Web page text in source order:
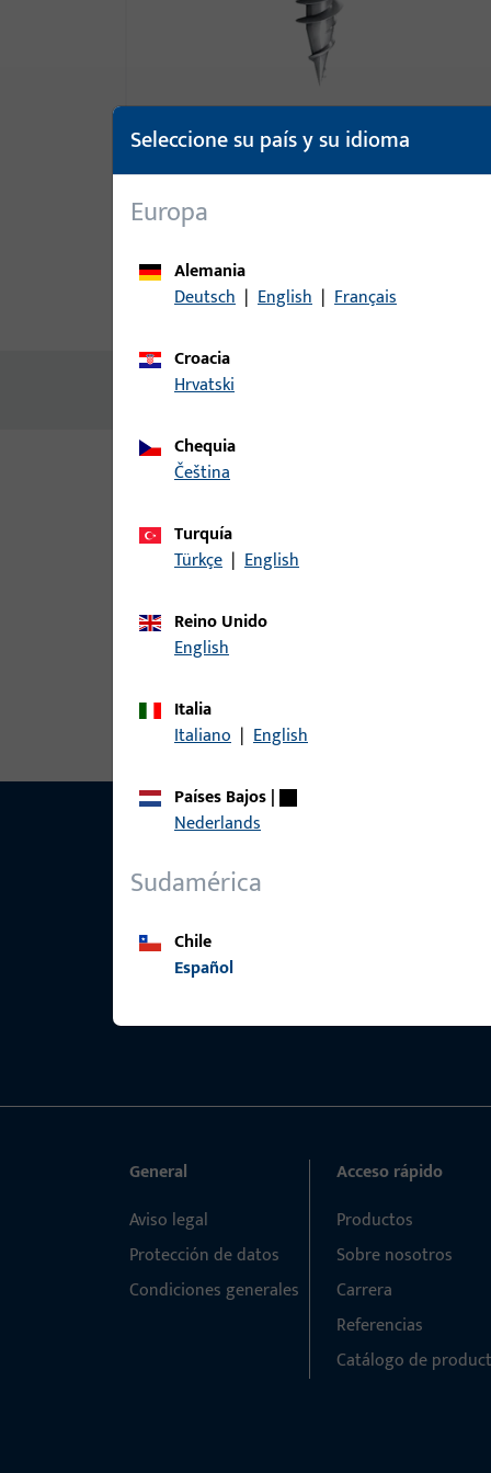
Descripción del producto
No hay contenido disponible
Las siguientes variantes están disponibles
artículo
E-12562-25-0-2 | Tornillo para
Seleccione su país y su idioma
Europa
Alemania
Deutsch | English | Français
Croacia
Hrvatski
Chequia
čeština
Turquía
Türkçe | English
Reino Unido
English
Italia
Italiano | English
Países Bajos|
Nederlands
Sudamérica
Chile
Español
General
Aviso legal
Protección de datos
Condiciones generales
Acceso rápido
Productos
Sobre nosotros
Carrera
Referencias
Catálogo de